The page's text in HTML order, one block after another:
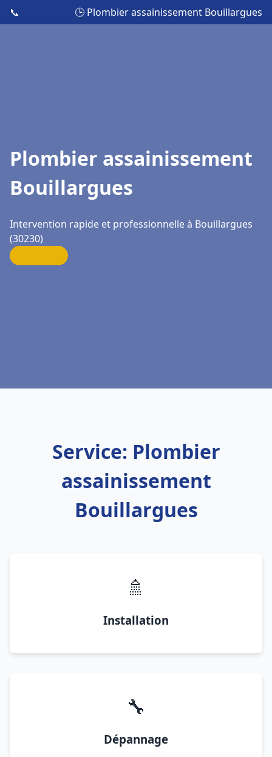
📞 🕒 Plombier assainissement Bouillargues
Plombier assainissement
Bouillargues
Intervention rapide et professionnelle à Bouillargues
(30230)
Service: Plombier
assainissement
Bouillargues
🚿
Installation
🔧
Dépannage